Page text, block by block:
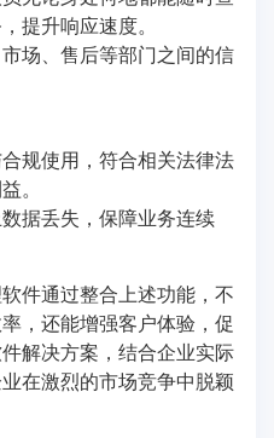
提升响应速度。
场、售后等部门之间的信
规使用，符合相关法律法
。
据丢失，保障业务连续
件通过整合上述功能，不
，还能增强客户体验，促
解决方案，结合企业实际
在激烈的市场竞争中脱颖